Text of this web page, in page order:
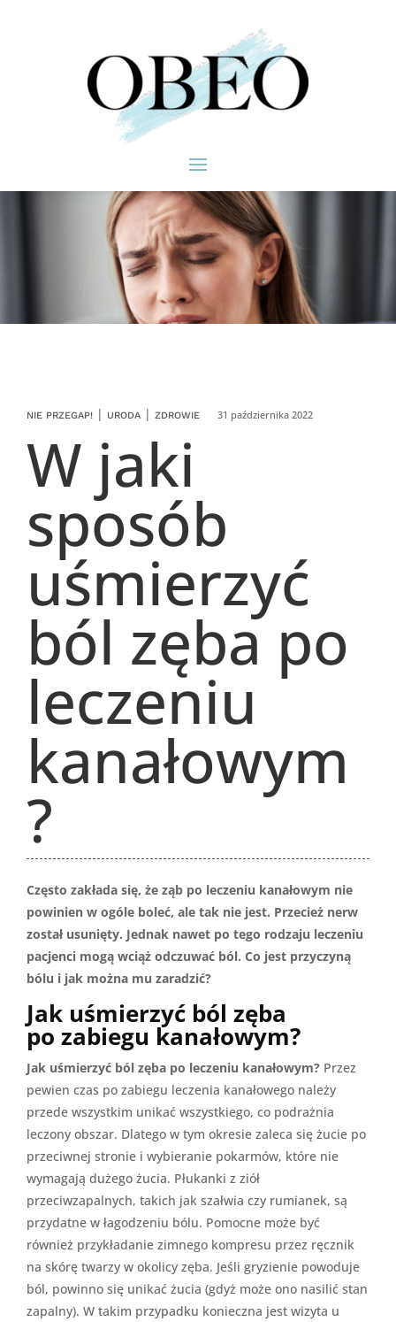
NIE PRZEGAP! | URODA | ZDROWIE 31 października 2022
W jaki
sposób
uśmierzyć
ból zęba po
leczeniu
kanałowym
?
Często zakłada się, że ząb po leczeniu kanałowym nie
powinien w ogóle boleć, ale tak nie jest. Przecież nerw
został usunięty. Jednak nawet po tego rodzaju leczeniu
pacjenci mogą wciąż odczuwać ból. Co jest przyczyną
bólu i jak można mu zaradzić?
Jak uśmierzyć ból zęba
po zabiegu kanałowym?
Jak uśmierzyć ból zęba po leczeniu kanałowym? Przez
pewien czas po zabiegu leczenia kanałowego należy
przede wszystkim unikać wszystkiego, co podrażnia
leczony obszar. Dlatego w tym okresie zaleca się żucie po
przeciwnej stronie i wybieranie pokarmów, które nie
wymagają dużego żucia. Płukanki z ziół
przeciwzapalnych, takich jak szałwia czy rumianek, są
przydatne w łagodzeniu bólu. Pomocne może być
również przykładanie zimnego kompresu przez ręcznik
na skórę twarzy w okolicy zęba. Jeśli gryzienie powoduje
ból, powinno się unikać żucia (gdyż może ono nasilić stan
zapalny). W takim przypadku konieczna jest wizyta u